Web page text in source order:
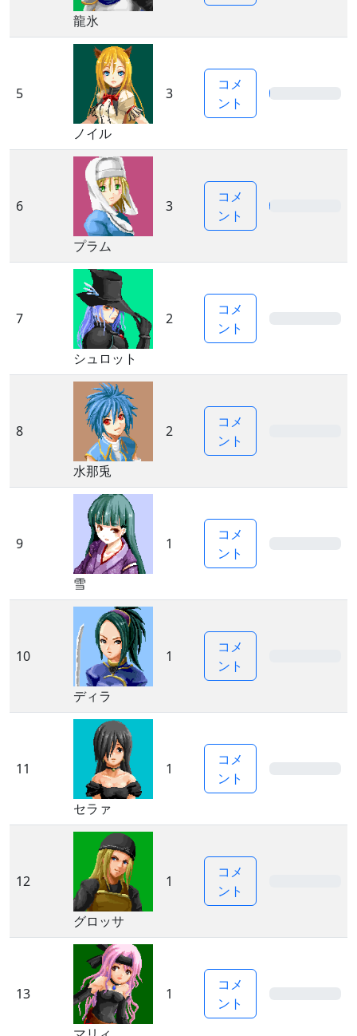
龍氷
5
ノイル
3
コメ
ント
1%
6
プラム
3
コメ
ント
1%
7
シュロット
2
コメ
ント
8
水那兎
2
コメ
ント
9
雪
1
コメ
ント
10
ディラ
1
コメ
ント
11
セラァ
1
コメ
ント
12
グロッサ
1
コメ
ント
13 1
コメ
ント